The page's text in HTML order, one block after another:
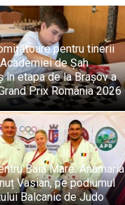
pentru tinerii
de Șah
în etapa de la Brașov a
Prix România 2026
Baia Mare: Anamaria
Vasian, pe podiumul
Balcanic de Judo